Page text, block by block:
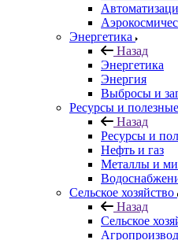
Энергетика
Назад
Энергетика
Энергия
Выбросы и
Ресурсы и
Назад
Ресурсы и
Нефть и газ
Металлы и
Сельское хозяйство
Назад
Сельское